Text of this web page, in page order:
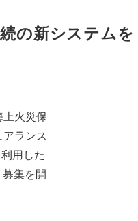
の新システムを
火災保
ランス
用した
集を開